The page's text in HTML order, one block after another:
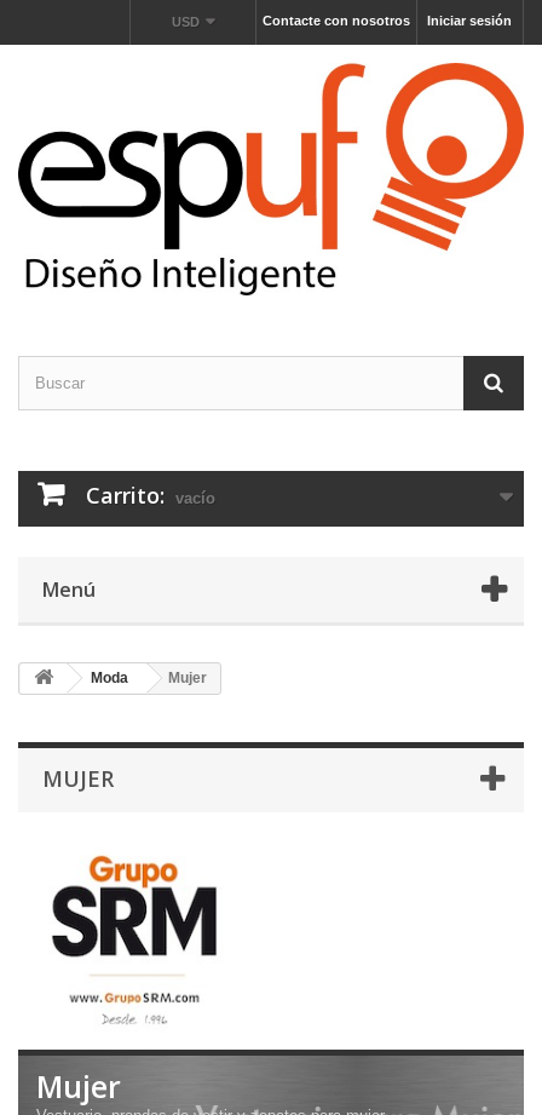
Iniciar sesión
Contacte con nosotros
USD
Carrito: vacío
Menú
Moda Mujer
MUJER
Mujer